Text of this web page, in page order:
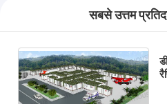
सबसे उत्तम